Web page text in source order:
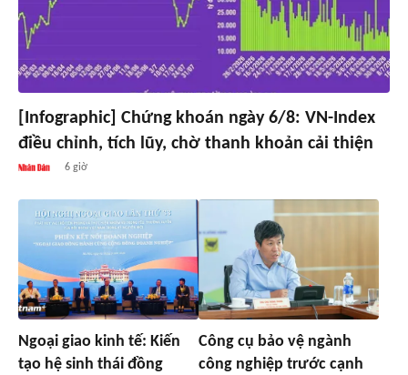
[Infographic] Chứng khoán ngày 6/8: VN-Index
điều chỉnh, tích lũy, chờ thanh khoản cải thiện
6 giờ
Ngoại giao kinh tế: Kiến
tạo hệ sinh thái đồng
Công cụ bảo vệ ngành
công nghiệp trước cạnh